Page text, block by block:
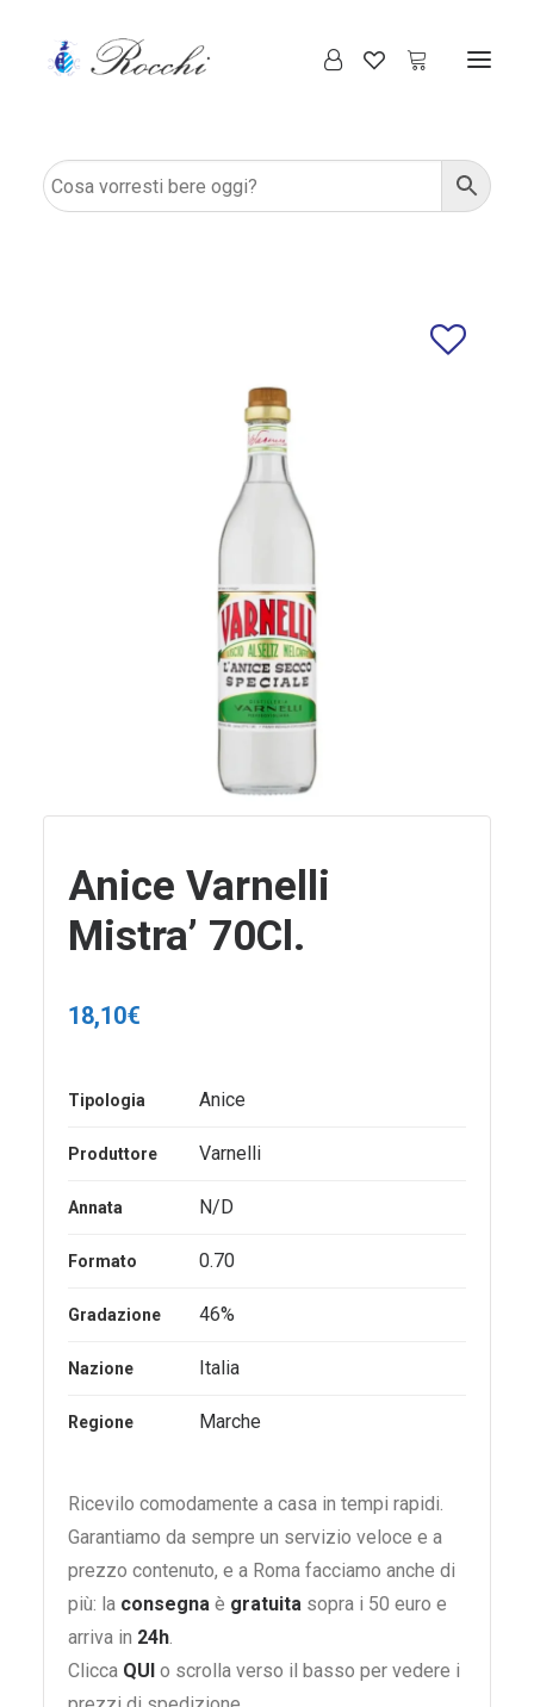
Anice Varnelli
Mistra’ 70Cl.
18,10€
Tipologia Anice
Produttore Varnelli
Annata N/D
Formato 0.70
Gradazione 46%
Nazione Italia
Regione Marche
Ricevilo comodamente a casa in tempi rapidi.
Garantiamo da sempre un servizio veloce e a
prezzo contenuto, e a Roma facciamo anche di
più: la consegna è gratuita sopra i 50 euro e
arriva in 24h.
Clicca QUI o scrolla verso il basso per vedere i